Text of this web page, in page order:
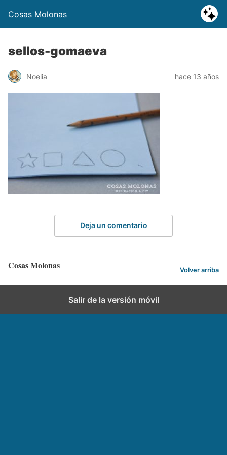
Cosas Molonas
sellos-gomaeva
Noelia hace 13 años
Deja un comentario
Cosas Molonas Volver arriba
Salir de la versión móvil